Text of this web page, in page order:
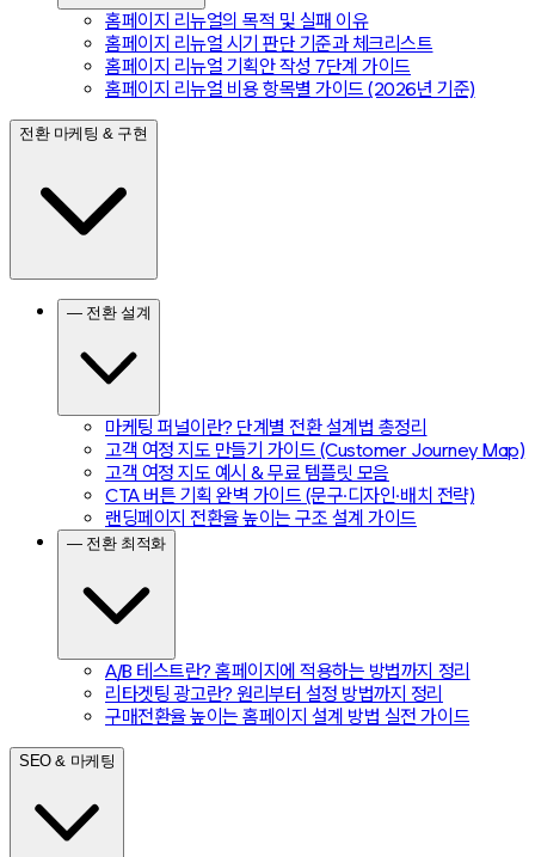
홈페이지 리뉴얼의 목적 및 실패 이유
홈페이지 리뉴얼 시기 판단 기준과 체크리스트
홈페이지 리뉴얼 기획안 작성 7단계 가이드
홈페이지 리뉴얼 비용 항목별 가이드 (2026년 기준)
전환 마케팅 & 구현
— 전환 설계
마케팅 퍼널이란? 단계별 전환 설계법 총정리
고객 여정 지도 만들기 가이드 (Customer Journey Map)
고객 여정 지도 예시 & 무료 템플릿 모음
CTA 버튼 기획 완벽 가이드 (문구·디자인·배치 전략)
랜딩페이지 전환율 높이는 구조 설계 가이드
— 전환 최적화
A/B 테스트란? 홈페이지에 적용하는 방법까지 정리
리타겟팅 광고란? 원리부터 설정 방법까지 정리
구매전환율 높이는 홈페이지 설계 방법 실전 가이드
SEO & 마케팅